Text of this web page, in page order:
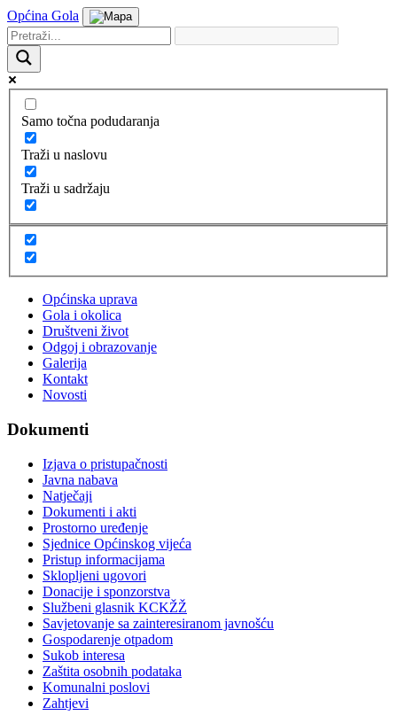
Općina Gola
Samo točna podudaranja
Traži u naslovu
Traži u sadržaju
Općinska uprava
Gola i okolica
Društveni život
Odgoj i obrazovanje
Galerija
Kontakt
Novosti
Dokumenti
Izjava o pristupačnosti
Javna nabava
Natječaji
Dokumenti i akti
Prostorno uređenje
Sjednice Općinskog vijeća
Pristup informacijama
Sklopljeni ugovori
Donacije i sponzorstva
Službeni glasnik KCKŽŽ
Savjetovanje sa zainteresiranom javnošću
Gospodarenje otpadom
Sukob interesa
Zaštita osobnih podataka
Komunalni poslovi
Zahtjevi